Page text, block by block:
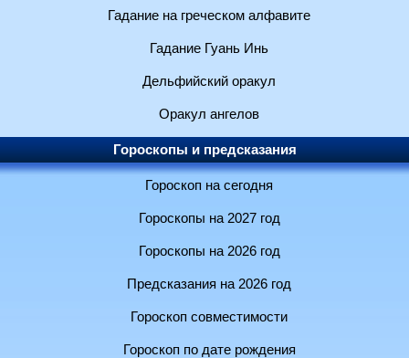
Гадание на греческом алфавите
Гадание Гуань Инь
Дельфийский оракул
Оракул ангелов
Гороскопы и предсказания
Гороскоп на сегодня
Гороскопы на 2027 год
Гороскопы на 2026 год
Предсказания на 2026 год
Гороскоп совместимости
Гороскоп по дате рождения